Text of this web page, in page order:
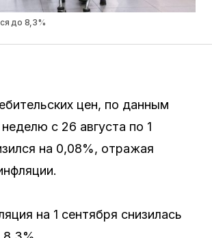
до 8,3%
цен, по данным
с 26 августа по 1
на 0,08%, отражая
на 1 сентября снизилась